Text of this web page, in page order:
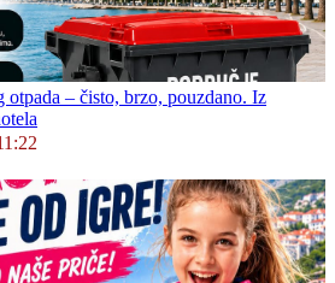
otpada – čisto, brzo, pouzdano. Iz